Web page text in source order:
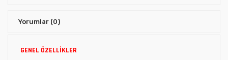
Yorumlar (0)
GENEL ÖZELLİKLER